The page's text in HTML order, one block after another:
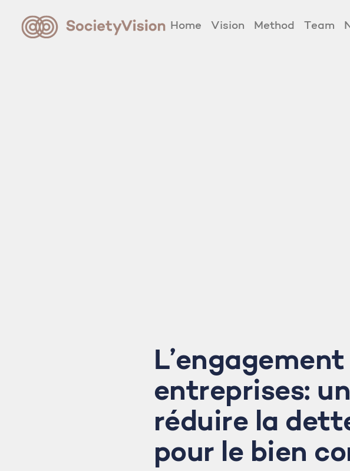
Home Vision Method Team
entreprises:
réduire la
pour le bien